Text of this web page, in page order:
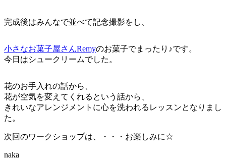
完成後はみんなで並べて記念撮影をし、
小さなお菓子屋さんRemyのお菓子でまったり♪です。
今日はシュークリームでした。
花のお手入れの話から、
花が空気を変えてくれるという話から、
きれいなアレンジメントに心を洗われるレッスンとなりまし
た。
次回のワークショップは、・・・お楽しみに☆
naka